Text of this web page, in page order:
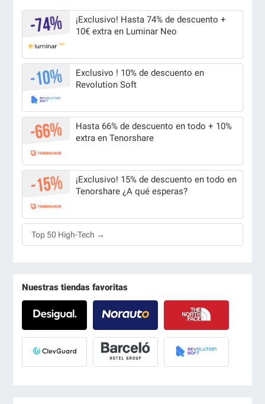
¡Exclusivo! Hasta 74% de descuento +
10€ extra en Luminar Neo
Exclusivo ! 10% de descuento en
Revolution Soft
Hasta 66% de descuento en todo + 10%
extra en Tenorshare
¡Exclusivo! 15% de descuento en todo en
Tenorshare ¿A qué esperas?
Top 50 High-Tech →
Nuestras tiendas favoritas